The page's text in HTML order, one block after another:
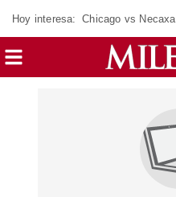
Hoy interesa: Chicago vs Necaxa